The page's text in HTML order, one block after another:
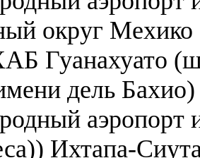
округ
Гуанахуато
дель
аэропорт
Ихтапа-